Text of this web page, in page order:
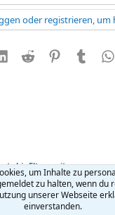
oder registrieren, um
LinkedIn
Reddit PinterestTumblr
bis Elternzeit
Datenschutz
um Inhalte zu
zu halten, wenn du
unserer Webseite
einverstanden.